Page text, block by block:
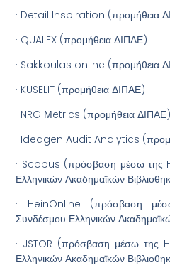
· Detail Inspiration (προμήθεια
· QUALEX (προμήθεια ΔΙΠΑΕ)
· Sakkoulas online (προμήθεια
· KUSELIT (προμήθεια ΔΙΠΑΕ)
· NRG Μetrics (προμήθεια ΔΙΠΑΕ)
· Ideagen Audit Analytics
· Scopus (πρόσβαση μέσω της
Ελληνικών Ακαδημαϊκών
· HeinOnline (πρόσβαση
Συνδέσμου Ελληνικών
· JSTOR (πρόσβαση μέσω της
Ελληνικών Ακαδημαϊκών